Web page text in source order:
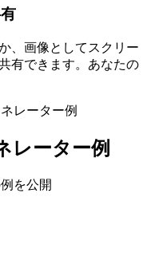
、画像としてスクリー
有できます。あなたの
レーター例
レーター例
を公開